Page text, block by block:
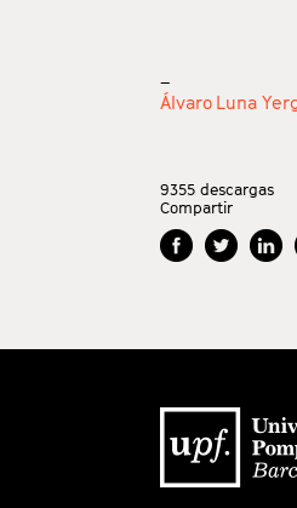
_
Álvaro Luna
9355 descargas
Compartir